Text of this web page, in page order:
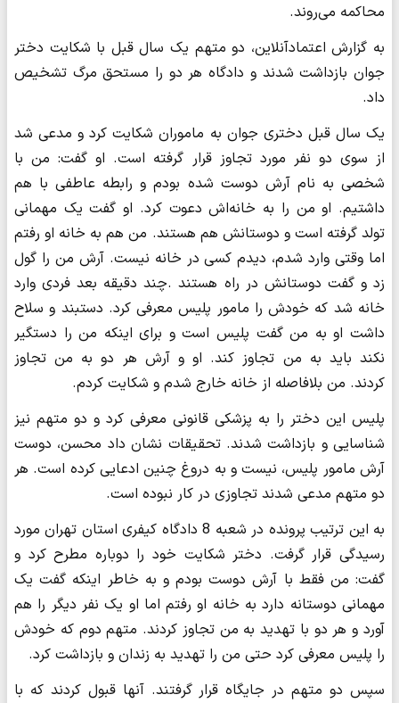
محاکمه می‌روند.
به گزارش اعتمادآنلاین، دو متهم یک سال قبل با شکایت دختر
جوان بازداشت شدند و دادگاه هر دو را مستحق مرگ تشخیص
داد.
یک سال قبل دختری جوان به ماموران شکایت کرد و مدعی شد
از سوی دو نفر مورد تجاوز قرار گرفته است. او گفت: من با
شخصی به نام آرش دوست شده بودم و رابطه عاطفی با هم
داشتیم. او من را به خانه‌اش دعوت کرد. او گفت یک مهمانی
تولد گرفته است و دوستانش هم هستند. من هم به خانه او رفتم
اما وقتی وارد شدم، دیدم کسی در خانه نیست. آرش من را گول
زد و گفت دوستانش در راه هستند .چند دقیقه بعد فردی وارد
خانه شد که خودش را مامور پلیس معرفی کرد. دستبند و سلاح
داشت او به من گفت پلیس است و برای اینکه من را دستگیر
نکند باید به من تجاوز کند. او و آرش هر دو به من تجاوز
کردند. من بلافاصله از خانه خارج شدم و شکایت کردم.
پلیس این دختر را به پزشکی قانونی معرفی کرد و دو متهم نیز
شناسایی و بازداشت شدند. تحقیقات نشان داد محسن، دوست
آرش مامور پلیس، نیست و به دروغ چنین ادعایی کرده است. هر
دو متهم مدعی شدند تجاوزی در کار نبوده است.
به این ترتیب پرونده در شعبه 8 دادگاه کیفری استان تهران مورد
رسیدگی قرار گرفت. دختر شکایت خود را دوباره مطرح کرد و
گفت: من فقط با آرش دوست بودم و به خاطر اینکه گفت یک
مهمانی دوستانه دارد به خانه او رفتم اما او یک نفر دیگر را هم
آورد و هر دو با تهدید به من تجاوز کردند. متهم دوم که خودش
را پلیس معرفی کرد حتی من را تهدید به زندان و بازداشت کرد.
سپس دو متهم در جایگاه قرار گرفتند. آنها قبول کردند که با